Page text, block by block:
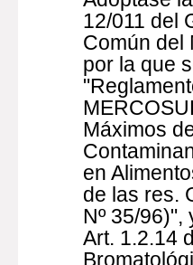
12/011 del
Común del
por la que
Máximos
en
de las res.
Nº 35/96)",
Art. 1.2.14